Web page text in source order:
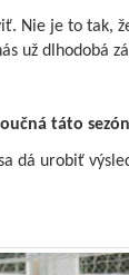
Nie je to tak,
už dlhodobá
táto
dá urobiť